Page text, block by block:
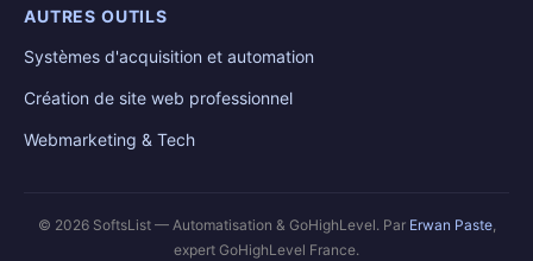
AUTRES OUTILS
Systèmes d'acquisition et automation
Création de site web professionnel
Webmarketing & Tech
© 2026 SoftsList — Automatisation & GoHighLevel. Par Erwan Paste,
expert GoHighLevel France.